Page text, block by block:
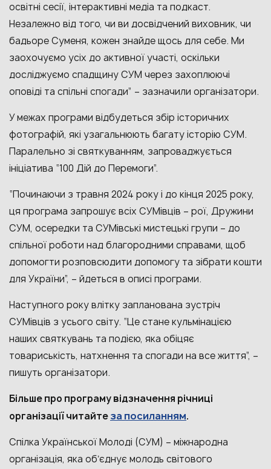
освітні сесії, інтерактивні медіа та подкаст.
Незалежно від того, чи ви досвідчений виховник, чи
бадьоре Суменя, кожен знайде щось для себе. Ми
заохочуємо усіх до активної участі, оскільки
досліджуємо спадщину СУМ через захоплюючі
оповіді та спільні спогади” – зазначили організатори.
У межах програми відбудеться збір історичних
фотографій, які узагальнюють багату історію СУМ.
Паралельно зі святкуванням, запроваджується
ініціатива “100 Дій до Перемоги”.
“Починаючи з травня 2024 року і до кінця 2025 року,
ця програма запрошує всіх СУМівців – рої, Дружини
СУМ, осередки та СУМівські мистецькі групи – до
спільної роботи над благородними справами, щоб
допомогти розповсюдити допомогу та зібрати кошти
для України”, – йдеться в описі програми.
Наступного року влітку запланована зустріч
СУМівців з усього світу. “Це стане кульмінацією
наших святкувань та подією, яка обіцяє
товариськість, натхнення та спогади на все життя”, –
пишуть організатори.
Більше про програму відзначення річниці
організації читайтеза посиланням.
Спілка Української Молоді (СУМ) – міжнародна
організація, яка обʼєднує молодь світового